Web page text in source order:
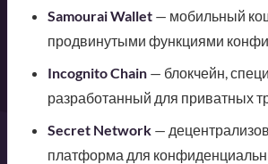
Samourai Wallet— мобильный
продвинутыми функциями
Incognito Chain— блокчейн,
разработанный для приватных
Secret Network—
платформа для